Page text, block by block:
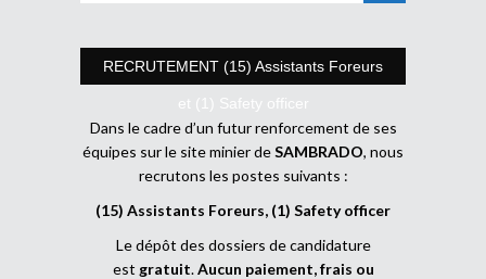
RECRUTEMENT (15) Assistants Foreurs
et (1) Safety officer
Dans le cadre d’un futur renforcement de ses
équipes sur le site minier deSAMBRADO, nous
recrutons les postes suivants :
(15) Assistants Foreurs, (1) Safety officer
Le dépôt des dossiers de candidature
est gratuit.Aucun paiement, frais ou